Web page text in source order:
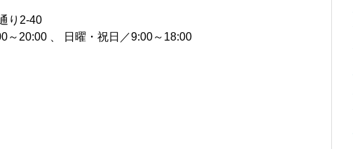
り2-40
～20:00 、 日曜・祝日／9:00～18:00